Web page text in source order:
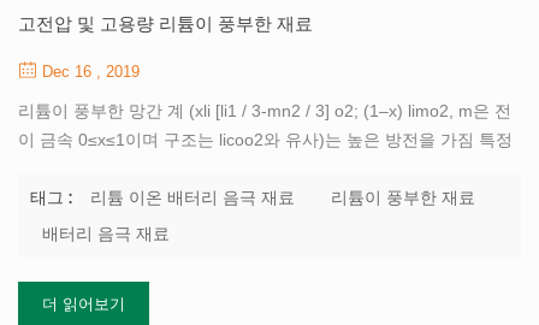
자 절연의 경우 전해질에 어느 정도의 팽창이 있습니다. 고온에서 리
튬 금속 및 l...
고전압 및 고용량 리튬이 풍부한 재료
Dec 16 , 2019
리튬이 풍부한 망간 계 (xli [li1 / 3-mn2 / 3] o2; (1–x) limo2, m은 전
이 금속 0≤x≤1이며 구조는 licoo2와 유사)는 높은 방전을 가짐 특정
배터리 재료에 대해 널리 연구되고 있습니다. 또한, 재료는 다량의
mn 원소를 함유하기 때문에, licoo2 및 3 원 재료 li [ni1 / 3mn1 /
3-mn2 / 3] o2; (1–x) limo2 재료는 많은 학자들이 차세대의 이상적
인 재료로 간주합니다 리튬 이온 배터리 음극 재료 . 현재 공 침법은
태그 : 리튬 이온 배터리 음극 재료
리튬이 풍부한 재료
배터리 음극 재료
더 읽어보기